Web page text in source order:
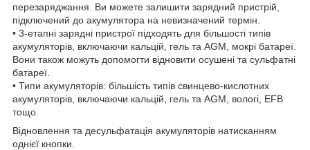
перезаряджання. Ви можете залишити зарядний пристрій,
підключений до акумулятора на невизначений термін.
• 3-етапні зарядні пристрої підходять для більшості типів
акумуляторів, включаючи кальцій, гель та AGM, мокрі батареї.
Вони також можуть допомогти відновити осушені та сульфатні
батареї.
• Типи акумуляторів: більшість типів свинцево-кислотних
акумуляторів, включаючи кальцій, гель та AGM, вологі, EFB
тощо.
Відновлення та десульфатація акумуляторів натисканням
однієї кнопки.